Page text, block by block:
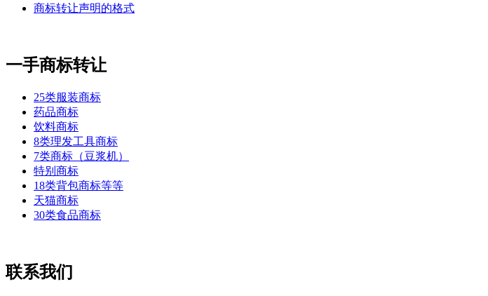
商标转让声明的格式
一手商标转让
25类服装商标
药品商标
饮料商标
8类理发工具商标
7类商标（豆浆机）
特别商标
18类背包商标等等
天猫商标
30类食品商标
联系我们